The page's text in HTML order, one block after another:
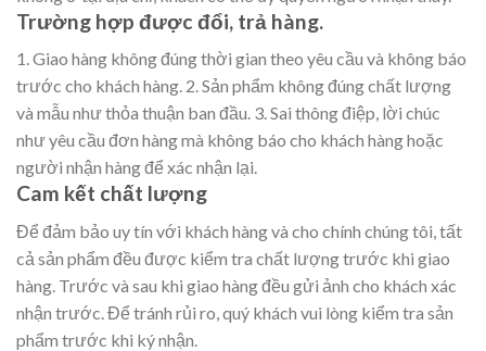
Trường hợp được đổi, trả hàng.
1. Giao hàng không đúng thời gian theo yêu cầu và không báo
trước cho khách hàng. 2. Sản phẩm không đúng chất lượng
và mẫu như thỏa thuận ban đầu. 3. Sai thông điệp, lời chúc
như yêu cầu đơn hàng mà không báo cho khách hàng hoặc
người nhận hàng để xác nhận lại.
Cam kết chất lượng
Để đảm bảo uy tín với khách hàng và cho chính chúng tôi, tất
cả sản phẩm đều được kiểm tra chất lượng trước khi giao
hàng. Trước và sau khi giao hàng đều gửi ảnh cho khách xác
nhận trước. Để tránh rủi ro, quý khách vui lòng kiểm tra sản
phẩm trước khi ký nhận.